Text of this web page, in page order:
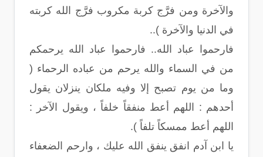
والآخرة ومن فرَّج كربة مكروب فرَّج الله كربته
في الدنيا والآخرة )..
فارحموا عباد الله.. فارحموا عباد الله يرحمكم
من في السماء والله يرحم من عباده الرحماء (
وما من يوم تصبح إلا وفيه ملكان ينزلان يقول
أحدهم : اللهم أعط منفقاً خلفاً ، ويقول الآخر :
اللهم أعط ممسكاً تلفاً ).
يا ابن آدم انفق ينفق الله عليك ، وارحم الضعفاء